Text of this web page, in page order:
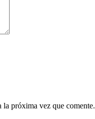
próxima vez que comente.